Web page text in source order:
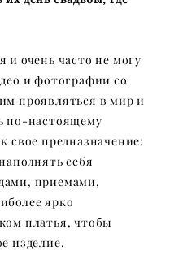
и очень часто не могу
и фотографии со
проявляться в мир и
по-настоящему
свое предназначение:
себя
приемами,
ярко
платья, чтобы
изделие.